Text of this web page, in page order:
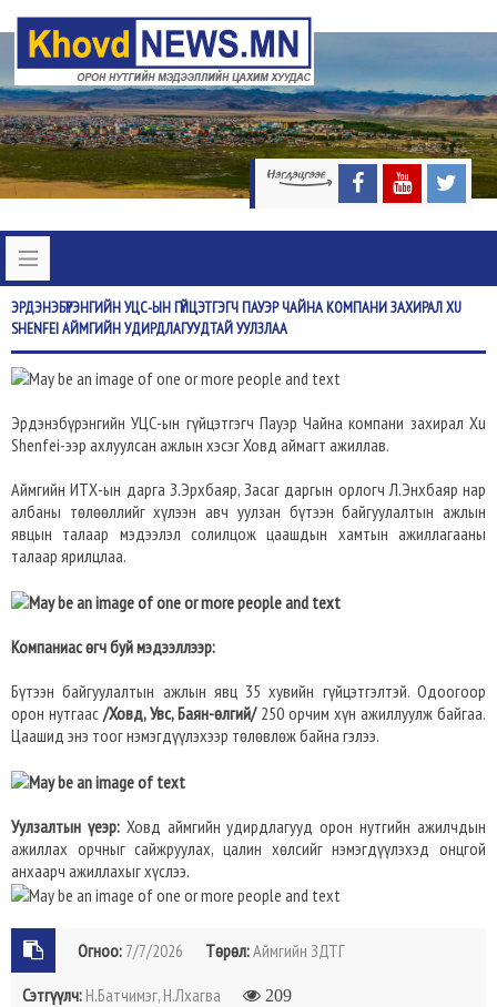
ЭРДЭНЭБҮРЭНГИЙНУЦС-ЫН ГҮЙЦЭТГЭГЧ ПАУЭР ЧАЙНА КОМПАНИ ЗАХИРАЛ XU
SHENFEI АЙМГИЙН УДИРДЛАГУУДТАЙ УУЛЗЛАА
Эрдэнэбүрэнгийн УЦС-ын гүйцэтгэгч Пауэр Чайна компани захирал Xu
Shenfei-ээр ахлуулсан ажлын хэсэг Ховд аймагт ажиллав.
Аймгийн ИТХ-ын дарга З.Эрхбаяр, Засаг даргын орлогч Л.Энхбаяр нар
албаны төлөөллийг хүлээн авч уулзан бүтээн байгуулалтын ажлын
явцын талаар мэдээлэл солилцож цаашдын хамтын ажиллагааны
талаар ярилцлаа.
Компаниас өгч буй мэдээллээр:
Бүтээн байгуулалтын ажлын явц 35 хувийн гүйцэтгэлтэй. Одоогоор
орон нутгаас /Ховд, Увс, Баян-өлгий/ 250 орчим хүн ажиллуулж байгаа.
Цаашид энэ тоог нэмэгдүүлэхээр төлөвлөж байна гэлээ.
Уулзалтын үеэр: Ховд аймгийн удирдлагууд орон нутгийн ажилчдын
ажиллах орчныг сайжруулах, цалин хөлсийг нэмэгдүүлэхэд онцгой
анхаарч ажиллахыг хүслээ.
Огноо: 7/7/2026 Төрөл:Аймгийн ЗДТГ
Сэтгүүлч: Н.Батчимэг, Н.Лхагва 209